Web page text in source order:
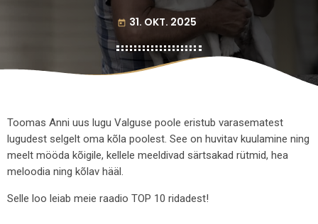
today 31. OKT. 2025
Toomas Anni uus lugu Valguse poole eristub varasematest
lugudest selgelt oma kõla poolest. See on huvitav kuulamine ning
meelt mööda kõigile, kellele meeldivad särtsakad rütmid, hea
meloodia ning kõlav hääl.
Selle loo leiab meie raadio TOP 10 ridadest!